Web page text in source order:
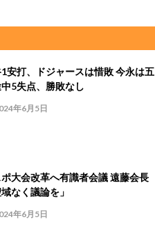
安打、ドジャースは惜敗 今永は五
5失点、勝敗なし
年6月5日
大会改革へ有識者会議 遠藤会長
域なく議論を」
年6月5日